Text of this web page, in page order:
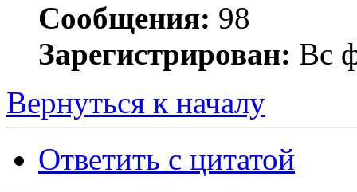
Сообщения: 98
Зарегистрирован: Вс
Вернуться к началу
Ответить с цитатой